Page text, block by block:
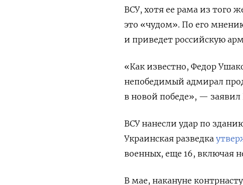
ВСУ, хотя ее рама из того
это «чудом». По его
и приведет российскую
«Как известно, Федор
непобедимый адмирал
в новой победе», — заявил
ВСУ нанесли удар по
Украинская разведка
военных, еще 16, включая
В мае, накануне